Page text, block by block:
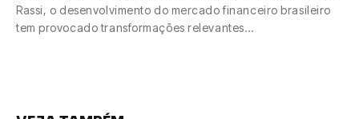
Rassi, o desenvolvimento do mercado financeiro brasileiro
tem provocado transformações relevantes…